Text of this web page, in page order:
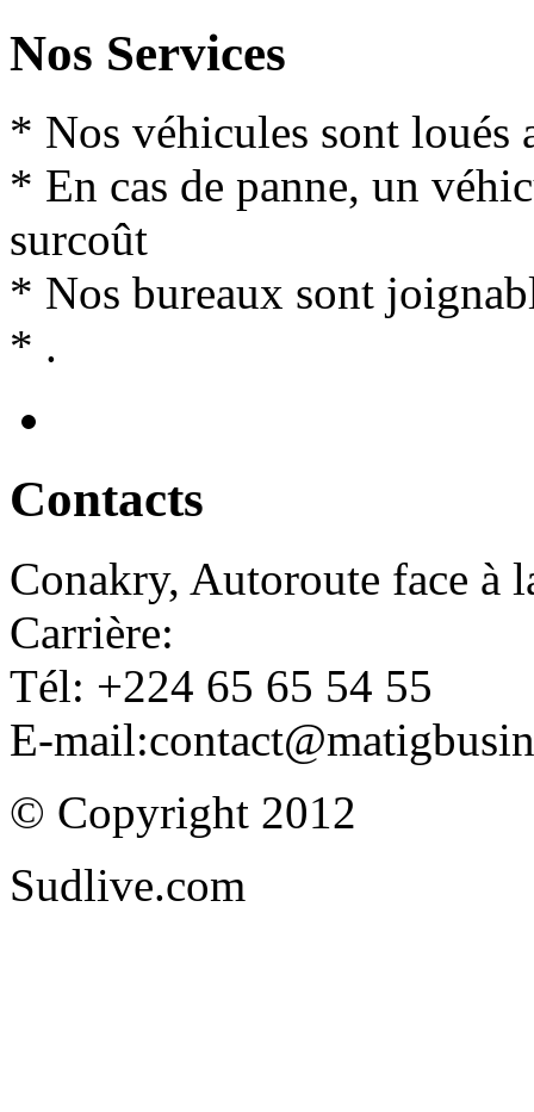
Nos Services
* Nos véhicules sont loués
* En cas de panne, un
surcoût
* Nos bureaux sont
* .
Contacts
Conakry, Autoroute face à
Carrière:
Tél: +224 65 65 54 55
E-
© Copyright 2012
Sudlive.com